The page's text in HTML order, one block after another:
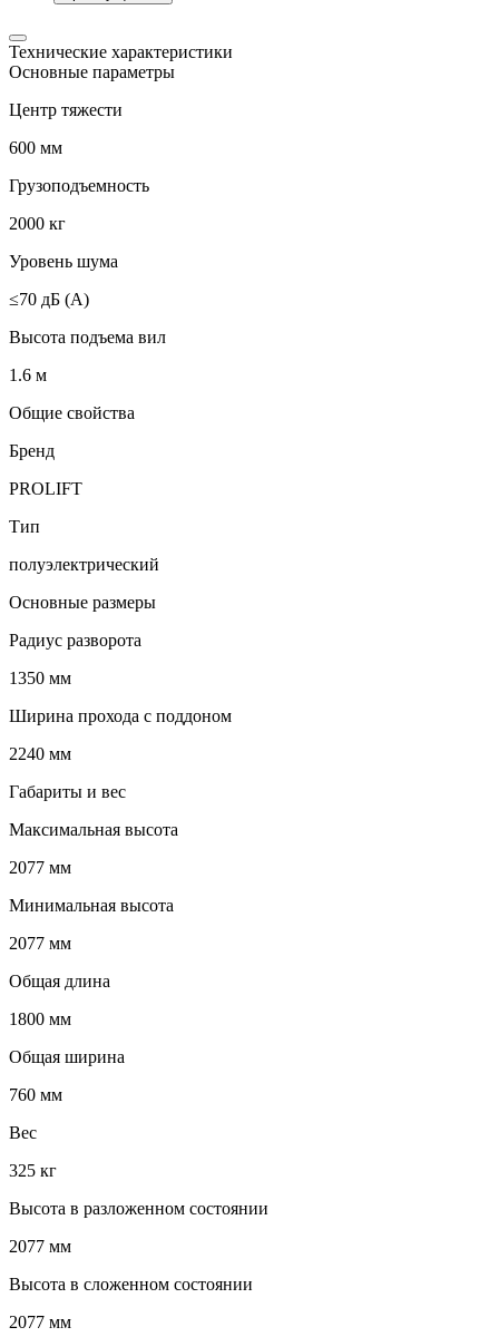
Технические характеристики
Основные параметры
Центр тяжести
600 мм
Грузоподъемность
2000 кг
Уровень шума
≤70 дБ (А)
Высота подъема вил
1.6 м
Общие свойства
Бренд
PROLIFT
Тип
полуэлектрический
Основные размеры
Радиус разворота
1350 мм
Ширина прохода с поддоном
2240 мм
Габариты и вес
Максимальная высота
2077 мм
Минимальная высота
2077 мм
Общая длина
1800 мм
Общая ширина
760 мм
Вес
325 кг
Высота в разложенном состоянии
2077 мм
Высота в сложенном состоянии
2077 мм